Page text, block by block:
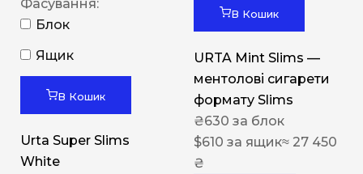
Фасування:
Блок
Ящик
В Кошик
Urta Super Slims
White
В Кошик
URTA Mint Slims —
ментолові сигарети
формату Slims
₴630 за блок
$610 за ящик≈ 27 450
₴